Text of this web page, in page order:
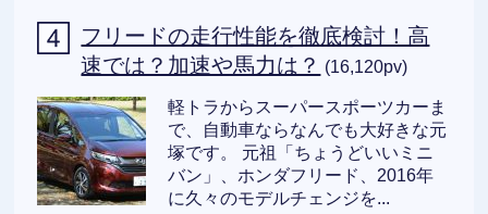
フリードの走行性能を徹底検討！高
速では？加速や馬力は？ (16,120pv)
軽トラからスーパースポーツカーま
で、自動車ならなんでも大好きな元
塚です。 元祖「ちょうどいいミニ
バン」、ホンダフリード、2016年
に久々のモデルチェンジを...